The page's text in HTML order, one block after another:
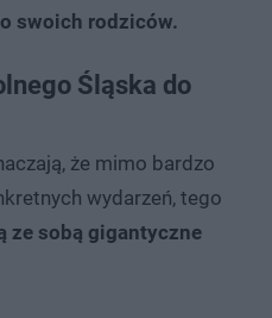
swoich rodziców.
Śląska do
że mimo bardzo
wydarzeń, tego
ze sobą gigantyczne